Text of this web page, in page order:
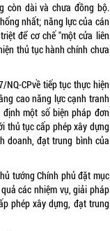
còn dài và chưa đồng bộ.
nhất; năng lực của cán
để cơ chế "một cửa liên
thủ tục hành chính chưa
NQ-CPvề tiếp tục thực hiện
cao năng lực cạnh tranh
một số biện pháp đơn
thủ tục cấp phép xây dựng
doanh, đạt trung bình của
tướng Chính phủ đặt mục
các nhiệm vụ, giải pháp
phép xây dựng, đạt trung